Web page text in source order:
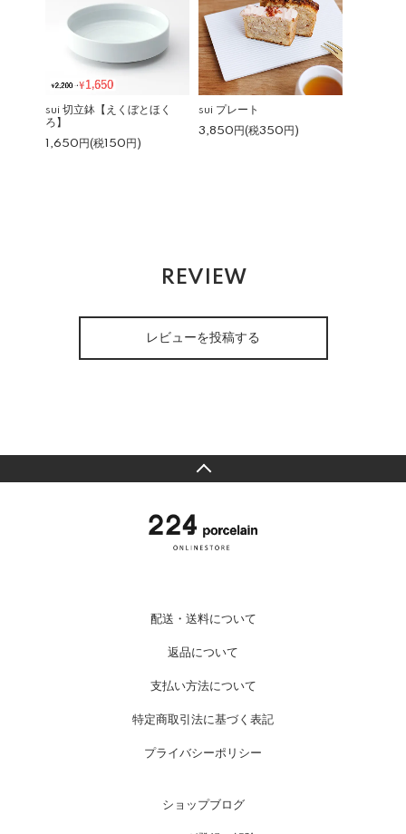
sui 切立鉢【えくぼとほく
ろ】
1,650円(税150円)
sui プレート
3,850円(税350円)
REVIEW
レビューを投稿する
配送・送料について
返品について
支払い方法について
特定商取引法に基づく表記
プライバシーポリシー
ショップブログ